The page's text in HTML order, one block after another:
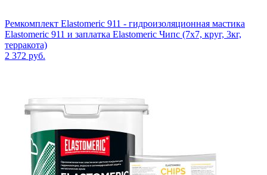
Ремкомплект Elastomeric 911 - гидроизоляционная мастика
Elastomeric 911 и заплатка Elastomeric Чипс (7х7, круг, 3кг,
терракота)
2 372 руб.